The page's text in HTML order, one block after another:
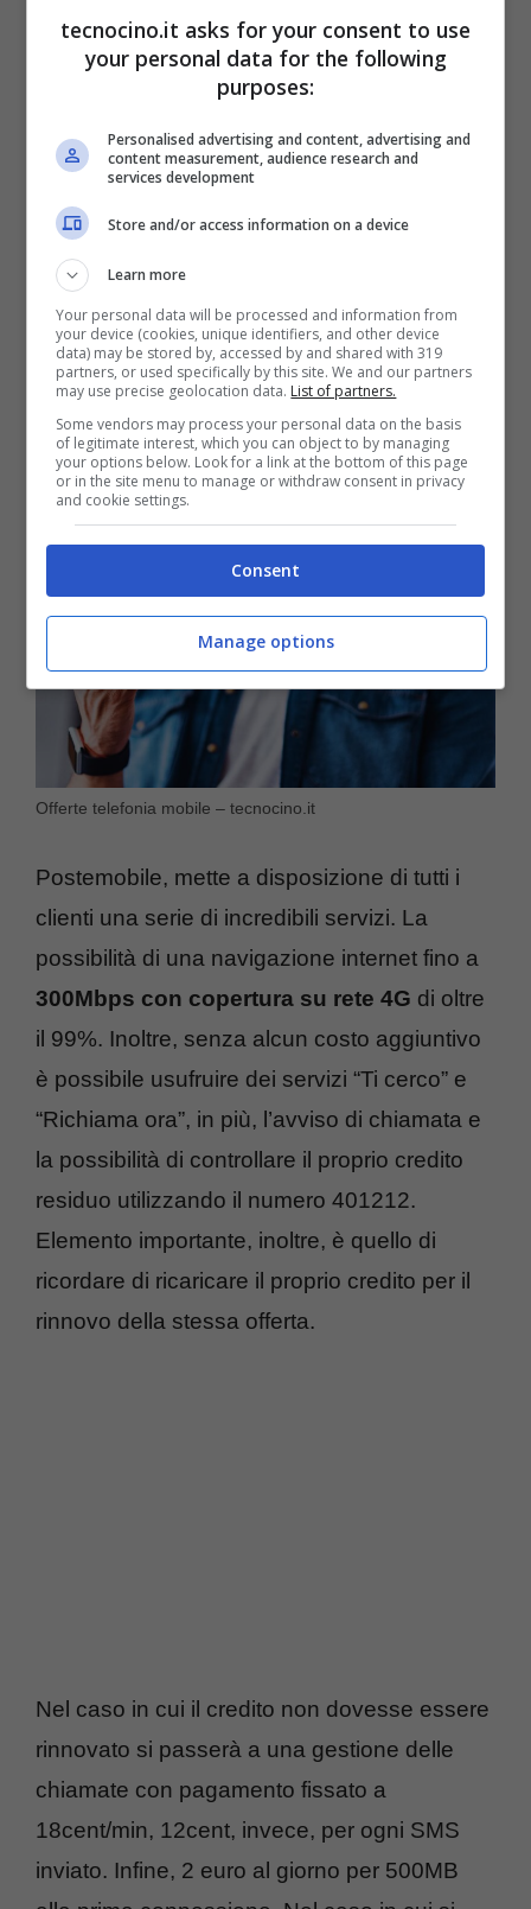
Postemobileuna offerta davvero incredibile.
La promozione “Extra Now 150”, da attivare
online entro il 30 settembre 2024 assicura ai
clienti che intenderanno sottoscriverla un
trattamento davvero speciale. 150 GB in 4G
offerti, fino a 300Mbps al prezzo mensile di
6,99 euro. Il costo di attivazione per l’offerta
in questione è di 10 euro per quel che
riguarda la Sim, più altri 10 euro per la prima
ricarica che andrà a comprendere la prima
quota mensile.
Offerte telefonia mobile – tecnocino.it
Postemobile, mette a disposizione di tutti i
clienti una serie di incredibili servizi. La
possibilità di una navigazione internet fino a
300Mbps con copertura su rete 4G di oltre
il 99%. Inoltre, senza alcun costo aggiuntivo
è possibile usufruire dei servizi “Ti cerco” e
“Richiama ora”, in più, l’avviso di chiamata e
la possibilità di controllare il proprio credito
residuo utilizzando il numero 401212.
Elemento importante, inoltre, è quello di
ricordare di ricaricare il proprio credito per il
rinnovo della stessa offerta.
Nel caso in cui il credito non dovesse essere
rinnovato si passerà a una gestione delle
chiamate con pagamento fissato a
18cent/min, 12cent, invece, per ogni SMS
inviato. Infine, 2 euro al giorno per 500MB
tecnocino.it asks for your consent to use
your personal data for the following
purposes:
Personalised advertising and content, advertising and
content measurement, audience research and
services development
Store and/or access information on a device
Learn more
Your personal data will be processed and information from
your device (cookies, unique identifiers, and other device
data) may be stored by, accessed by and shared with 319
partners, or used specifically by this site. We and our partners
may use precise geolocation data. List of partners.
Some vendors may process your personal data on the basis
of legitimate interest, which you can object to by managing
your options below. Look for a link at the bottom of this page
or in the site menu to manage or withdraw consent in privacy
and cookie settings.
Consent
Manage options